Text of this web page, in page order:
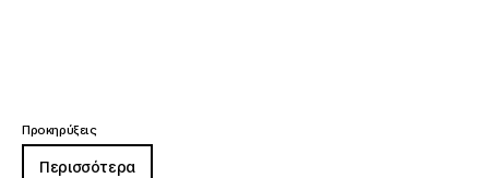
Προκηρύξεις
Περισσότερα